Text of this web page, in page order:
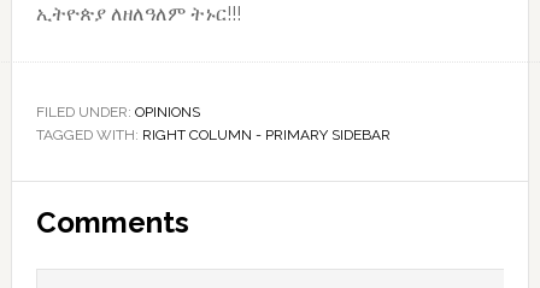
ኢትዮጵያ ለዘለዓለም ትኑር!!!
FILED UNDER: OPINIONS
TAGGED WITH: RIGHT COLUMN - PRIMARY SIDEBAR
Interactions
Comments